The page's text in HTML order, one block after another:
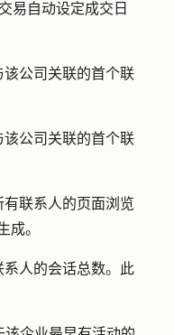
易自动设定成交日
该公司关联的首个联
该公司关联的首个联
联系人的页面浏览
成。
人的会话总数。此